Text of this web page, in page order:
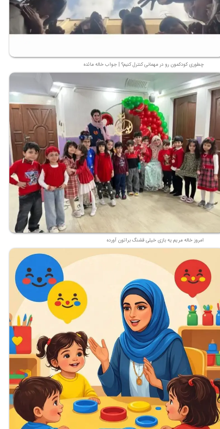
چطوری کودکمون رو در مهمانی کنترل کنیم؟ | جواب خاله مائده
امروز خاله مریم یه بازی خیلی قشنگ براتون آورده